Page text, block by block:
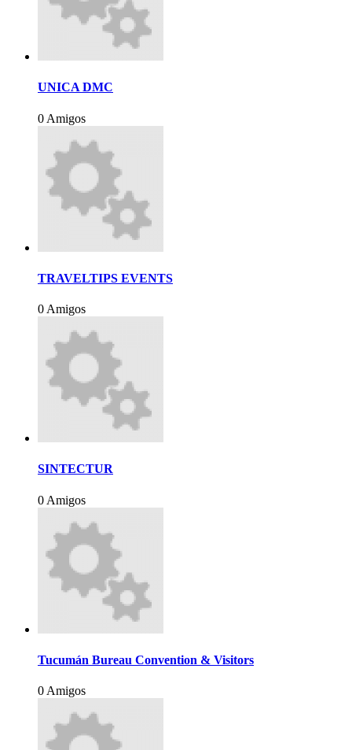
UNICA DMC
0 Amigos
TRAVELTIPS EVENTS
0 Amigos
SINTECTUR
0 Amigos
Tucumán Bureau Convention & Visitors
0 Amigos